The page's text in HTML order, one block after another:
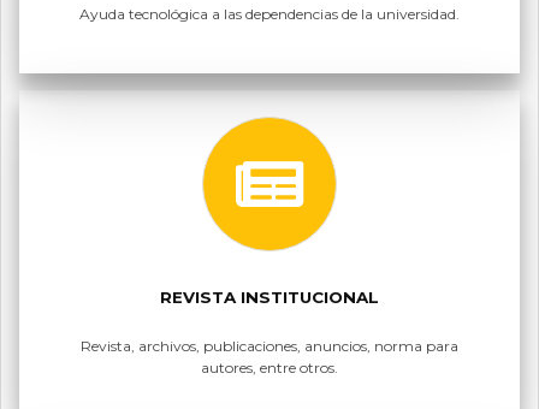
Ayuda tecnológica a las dependencias de la universidad.
REVISTA INSTITUCIONAL
Revista, archivos, publicaciones, anuncios, norma para
autores, entre otros.